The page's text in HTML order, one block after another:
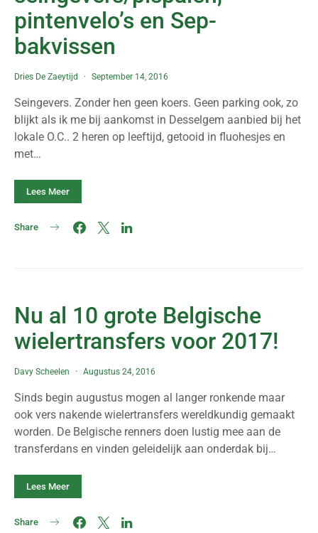
pintenvelo’s en Sep-
bakvissen
Dries De Zaeytijd September 14, 2016
Seingevers. Zonder hen geen koers. Geen parking ook, zo
blijkt als ik me bij aankomst in Desselgem aanbied bij het
lokale O.C.. 2 heren op leeftijd, getooid in fluohesjes en
met…
Lees Meer
Share
Nu al 10 grote Belgische
wielertransfers voor 2017!
Davy Scheelen Augustus 24, 2016
Sinds begin augustus mogen al langer ronkende maar
ook vers nakende wielertransfers wereldkundig gemaakt
worden. De Belgische renners doen lustig mee aan de
transferdans en vinden geleidelijk aan onderdak bij…
Lees Meer
Share